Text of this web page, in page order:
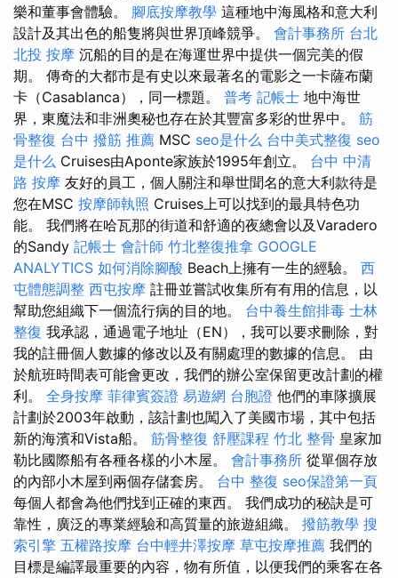
樂和董事會體驗。 腳底按摩教學 這種地中海風格和意大利
設計及其出色的船隻將與世界頂峰競爭。 會計事務所 台北
北投 按摩 沉船的目的是在海運世界中提供一個完美的假
期。 傳奇的大都市是有史以來最著名的電影之一卡薩布蘭
卡（Casablanca），同一標題。 普考 記帳士 地中海世
界，東魔法和非洲奧秘也存在於其豐富多彩的世界中。 筋
骨整復 台中 撥筋 推薦 MSC seo是什么 台中美式整復 seo
是什么 Cruises由Aponte家族於1995年創立。 台中 中清
路 按摩 友好的員工，個人關注和舉世聞名的意大利款待是
您在MSC 按摩師執照 Cruises上可以找到的最具特色功
能。 我們將在哈瓦那的街道和舒適的夜總會以及Varadero
的Sandy 記帳士 會計師 竹北整復推拿 GOOGLE
ANALYTICS 如何消除腳酸 Beach上擁有一生的經驗。 西
屯體態調整 西屯按摩 註冊並嘗試收集所有有用的信息，以
幫助您組織下一個流行病的目的地。 台中養生館排毒 士林
整復 我承認，通過電子地址（EN），我可以要求刪除，對
我的註冊個人數據的修改以及有關處理的數據的信息。 由
於航班時間表可能會更改，我們的辦公室保留更改計劃的權
利。 全身按摩 菲律賓簽證 易遊網 台胞證 他們的車隊擴展
計劃於2003年啟動，該計劃也闖入了美國市場，其中包括
新的海濱和Vista船。 筋骨整復 舒壓課程 竹北 整骨 皇家加
勒比國際船有各種各樣的小木屋。 會計事務所 從單個存放
的內部小木屋到兩個存儲套房。 台中 整復 seo保證第一頁
每個人都會為他們找到正確的東西。 我們成功的秘訣是可
靠性，廣泛的專業經驗和高質量的旅遊組織。 撥筋教學 搜
索引擎 五權路按摩 台中輕井澤按摩 草屯按摩推薦 我們的
目標是編譯最重要的內容，物有所值，以便我們的乘客在各